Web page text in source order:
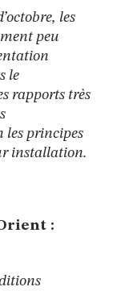
les
peu
le
rapports très
les principes
installation.
: